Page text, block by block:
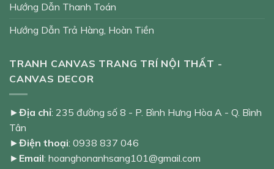
Hướng Dẫn Thanh Toán
Hướng Dẫn Trả Hàng, Hoàn Tiền
TRANH CANVAS TRANG TRÍ NỘI THẤT -
CANVAS DECOR
► Địa chỉ: 235 đường số 8 - P. Bình Hưng Hòa A - Q. Bình
Tân
► Điện thoại: 0938 837 046
► Email: hoanghonanhsang101@gmail.com